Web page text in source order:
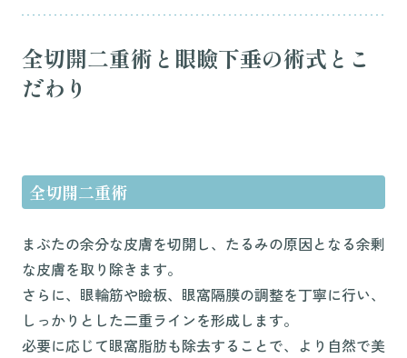
全切開二重術と眼瞼下垂の術式とこ
だわり
全切開二重術
まぶたの余分な皮膚を切開し、たるみの原因となる余剰
な皮膚を取り除きます。
さらに、眼輪筋や瞼板、眼窩隔膜の調整を丁寧に行い、
しっかりとした二重ラインを形成します。
必要に応じて眼窩脂肪も除去することで、より自然で美